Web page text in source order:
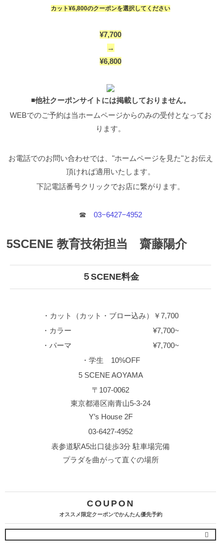
可能です。 後は、ご自身の個性を活かして、前髪の
ヘアスタイルは絶対にこうしないといけない！は無
いですが少しでも皆様のお役に立てれば嬉しいで
す！ 素敵なショートライフを楽しんでくださいね！
新規でご来店のお客様はクーポンがお使いいただけ
ートメント付き）¥13,500のクーポンを選択してくだ
さい ¥18,150〜→¥13,500◾️他社クーポンサイトには
ージからのみの受付となっております。お電話での
お問い合わせでは、"ホームページを見た"とお伝え
頂ければ適用いたします。 下記電話番号クリックで
のデザインを設定するとより多くのショートスタイ
リング時に活用してみてください。 5SCENEの技術
はこのような事を踏まえてお客様にヘアデザインを
ご提案しています。 何度もお伝えしますが、普段の
営業でカットする際に心がけていることは、 ”お客様
の骨格とのバランス”を最重要視します。 ”骨格に合
でもあります。 今回ご紹介した人気フレンチマッシ
ュショートをデザインする場合、襟足の生えぐせ矯
ションのウェイトの位置、そういったポイントがと
ても重要です。そのバランスさえうまくデザインで
もちろん、伸ばしかけの方にもおすすめです！！
規でご来店のお客様はクーポンがお使いいただけま
す。 １０％以上のOFFになりますのでこの機会に是
トメント付き）¥13,500のクーポンを選択してくださ
ョートスタイルになれない方へ 色々と細かくお話し
そういったイメージをお伝えしてもられば、必ず素
敵なデザインを皆さまのライフスタイルに合わせて
カット¥6,800のクーポンを選択してください
¥7,700
→
¥6,800
◾️他社クーポンサイトには掲載しておりません。
WEBでのご予約は当ホームページからのみの受付となってお
ります。
お電話でのお問い合わせでは、"ホームページを見た"とお伝え
頂ければ適用いたします。
下記電話番号クリックでお店に繋がります。
☎︎ 03−6427−4952
5SCENE 教育技術担当 齋藤陽介
５SCENE料金
・カット（カット・ブロー込み）￥7,700
・カラー ¥7,700~
・パーマ ¥7,700~
・学生 10%OFF
5 SCENE AOYAMA
〒107-0062
東京都港区南青山5-3-24
Y’s House 2F
03-6427-4952
表参道駅A5出口徒歩3分 駐車場完備
プラダを曲がって直ぐの場所
COUPON
オススメ限定クーポンでかんたん優先予約